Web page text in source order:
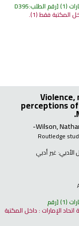
(1) رقم الطلب:D395
المكتبة فقط(1).
perceptions
Wilson,
Routledge
الأدبي: غير أدبي
(1) رقم
اتحاد الإمارات : داخل المكتبة